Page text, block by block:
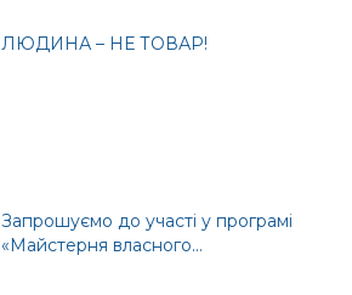
ЛЮДИНА – НЕ ТОВАР!
Запрошуємо до участі у програмі
«Майстерня власного...